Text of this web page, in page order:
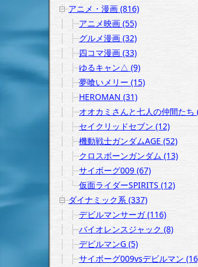
アニメ・漫画 (816)
アニメ映画 (55)
グルメ漫画 (32)
四コマ漫画 (33)
ゆるキャン△ (9)
夢喰いメリー (15)
HEROMAN (31)
オオカミさんと七人の仲間たち
セイクリッドセブン (12)
機動戦士ガンダムAGE (52)
クロスボーンガンダム (13)
サイボーグ009 (67)
仮面ライダーSPIRITS (12)
ダイナミック系 (337)
デビルマンサーガ (116)
バイオレンスジャック (8)
デビルマンG (5)
サイボーグ009vsデビルマン